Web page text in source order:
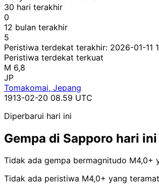
30 hari terakhir
0
12 bulan terakhir
5
Peristiwa terdekat terakhir: 2026-01-11
Peristiwa terdekat terkuat
M 6,8
JP
Tomakomai, Jepang
1913-02-20 08.59 UTC
Diperbarui hari ini
Gempa di Sapporo hari ini
Tidak ada gempa bermagnitudo M4,0+
Tidak ada peristiwa M4,0+ yang